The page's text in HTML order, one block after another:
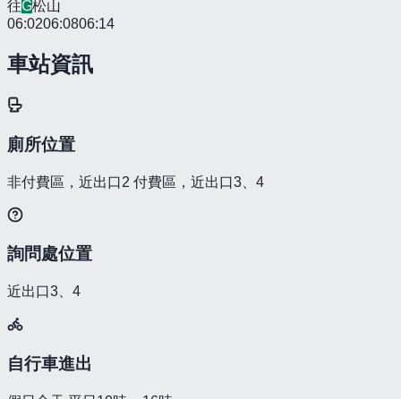
往G松山
06:0206:0806:14
車站資訊
廁所位置
非付費區，近出口2 付費區，近出口3、4
詢問處位置
近出口3、4
自行車進出